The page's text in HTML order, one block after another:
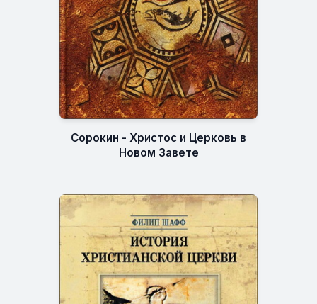
Сорокин - Христос и Церковь в
Новом Завете